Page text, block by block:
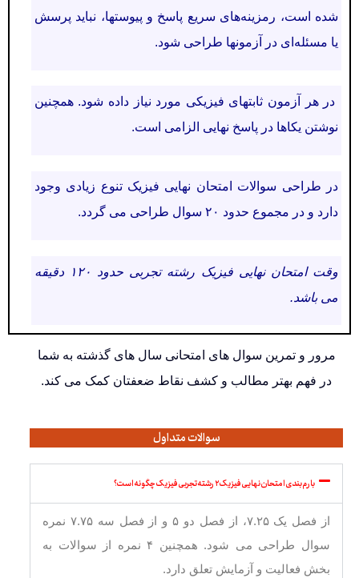
شده است، رمزینه‌های سریع پاسخ و پیوستها، نباید پرسش
یا مسئله‌ای در آزمونها طراحی شود.
در هر آزمون ثابتهای فیزیکی مورد نیاز داده شود. همچنین
نوشتن یکاها در پاسخ نهایی الزامی است.
در طراحی سوالات امتحان نهایی فیزیک تنوع زیادی وجود
دارد و در مجموع حدود ۲۰ سوال طراحی می گردد.
وقت امتحان نهایی فیزیک رشته تجربی حدود ۱۲۰ دقیقه
می باشد.
مرور و تمرین سوال های امتحانی سال های گذشته به شما
در فهم بهتر مطالب و کشف نقاط ضعفتان کمک می کند.
سوالات متداول
بارم بندی امتحان نهایی فیزیک ۲ رشته تجربی فیزیک چگونه است؟
از فصل یک ۷.۲۵، از فصل دو ۵ و از فصل سه ۷.۷۵ نمره
سوال طراحی می شود. همچنین ۴ نمره از سوالات به
بخش فعالیت و آزمایش تعلق دارد.